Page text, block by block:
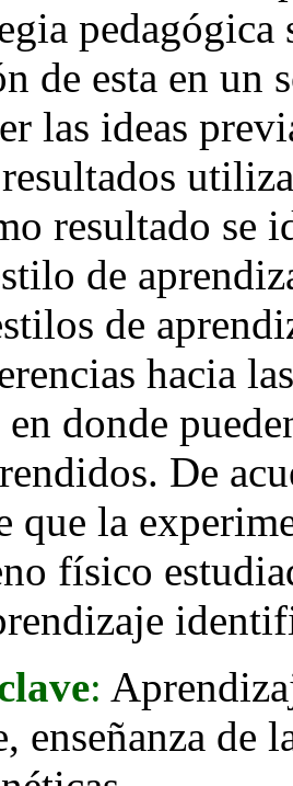
de esta en un
las ideas
resultado se
de
de
hacia
donde
De
que la
físico
:
enseñanza de